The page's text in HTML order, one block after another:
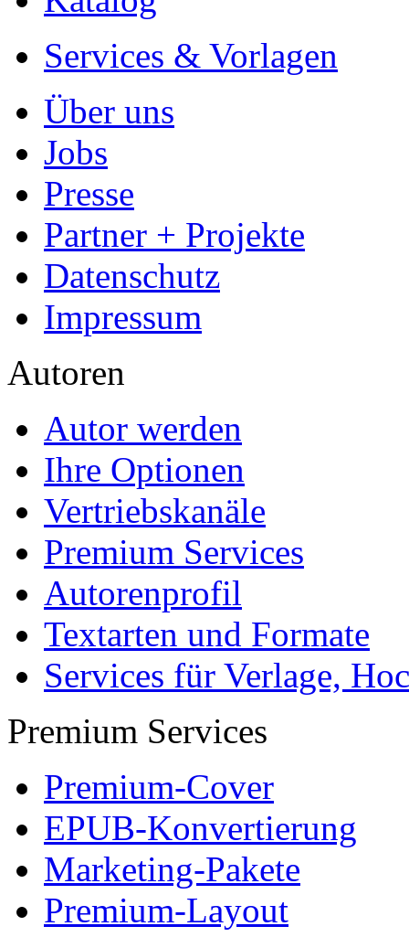
Services & Vorlagen
Über uns
Jobs
Presse
Partner + Projekte
Datenschutz
Impressum
Autoren
Autor werden
Ihre Optionen
Vertriebskanäle
Premium Services
Autorenprofil
Textarten und Formate
Services für Verlage,
Premium Services
Premium-Cover
EPUB-Konvertierung
Marketing-Pakete
Premium-Layout